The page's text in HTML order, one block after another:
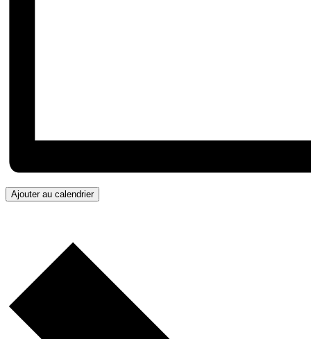
Ajouter au calendrier